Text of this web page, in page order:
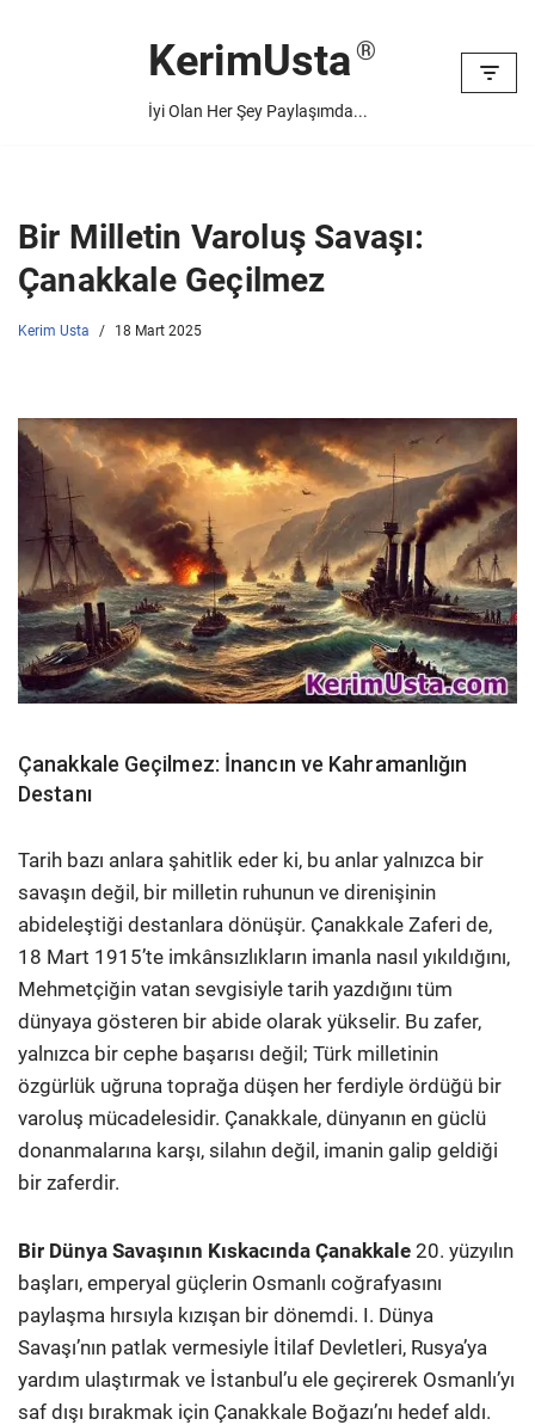
KerimUsta
İyi Olan Her Şey Paylaşımda...
Bir Milletin Varoluş Savaşı:
Çanakkale Geçilmez
Kerim Usta 18 Mart 2025
Çanakkale Geçilmez: İnancın ve Kahramanlığın
Destanı
Tarih bazı anlara şahitlik eder ki, bu anlar yalnızca bir
savaşın değil, bir milletin ruhunun ve direnişinin
abideleştiği destanlara dönüşür. Çanakkale Zaferi de,
18 Mart 1915’te imkânsızlıkların imanla nasıl yıkıldığını,
Mehmetçiğin vatan sevgisiyle tarih yazdığını tüm
dünyaya gösteren bir abide olarak yükselir. Bu zafer,
yalnızca bir cephe başarısı değil; Türk milletinin
özgürlük uğruna toprağa düşen her ferdiyle ördüğü bir
varoluş mücadelesidir. Çanakkale, dünyanın en güclü
donanmalarına karşı, silahın değil, imanin galip geldiği
bir zaferdir.
Bir Dünya Savaşının Kıskacında Çanakkale 20. yüzyılın
başları, emperyal güçlerin Osmanlı coğrafyasını
paylaşma hırsıyla kızışan bir dönemdi. I. Dünya
Savaşı’nın patlak vermesiyle İtilaf Devletleri, Rusya’ya
yardım ulaştırmak ve İstanbul’u ele geçirerek Osmanlı’yı
saf dışı bırakmak için Çanakkale Boğazı’nı hedef aldı.